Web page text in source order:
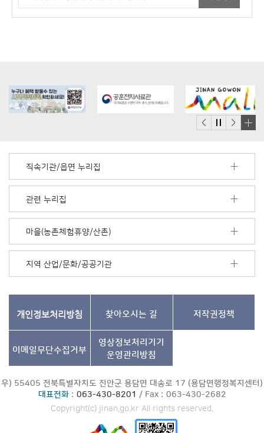
더
기
직속기관/읍면 누리집
관련 누리집
마을(농촌체험휴양/산촌)
지역 산업/문화/공공기관
개인정보처리방침 찾아오시는 길 저작권정책
이메일무단수집거부
영상정보처리기기
운영관리방침
우) 55405 전북특별자치도 진안군 용담면 대송로 17 (용담면행정복지센터)
대표전화: 063-430-8201 / Fax : 063-430-2682
Copyright(c) jinan.go.kr All rights reserved.